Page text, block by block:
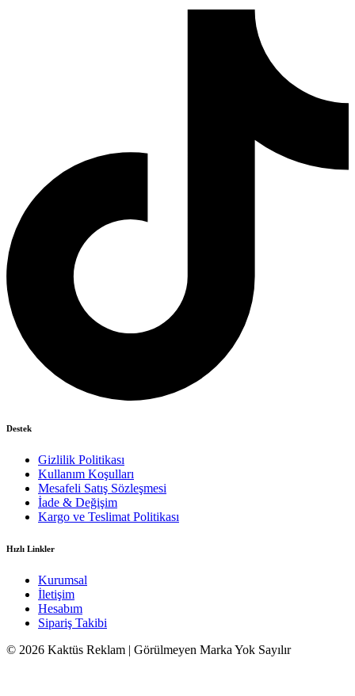
Destek
Gizlilik Politikası
Kullanım Koşulları
Mesafeli Satış Sözleşmesi
İade & Değişim
Kargo ve Teslimat Politikası
Hızlı Linkler
Kurumsal
İletişim
Hesabım
Sipariş Takibi
© 2026 Kaktüs Reklam | Görülmeyen Marka Yok Sayılır